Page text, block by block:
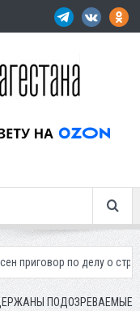
делу о строительстве
ПОДОЗРЕВАЕМЫЕ